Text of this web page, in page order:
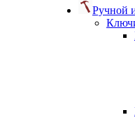
Ручной